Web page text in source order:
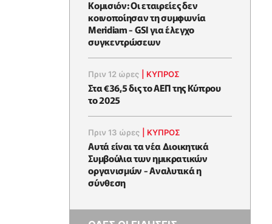
Κομισιόν: Οι εταιρείες δεν
κοινοποίησαν τη συμφωνία
Meridiam - GSI για έλεγχο
συγκεντρώσεων
Πριν 12 ώρες ΚΥΠΡΟΣ
Στα €36,5 δις το ΑΕΠ της Κύπρου
το 2025
Πριν 13 ώρες ΚΥΠΡΟΣ
Αυτά είναι τα νέα Διοικητικά
Συμβούλια των ημικρατικών
οργανισμών - Αναλυτικά η
σύνθεση